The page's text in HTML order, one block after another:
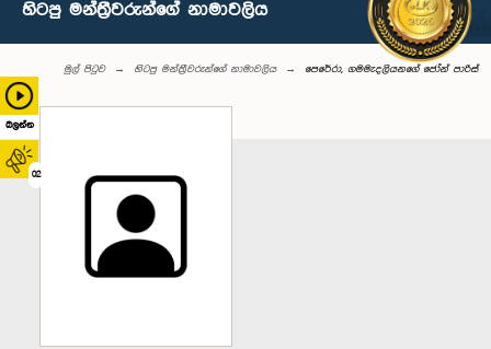
බලන්න
02
හිටපු මන්ත්‍රීවරුන්ගේ නාමාවලිය
මුල් පිටුව හිටපු මන්ත්‍රීවරුන්ගේ නාමාවලිය පෙරේරා, ගමමැදලියනගේ ජෝන් පාරිස්